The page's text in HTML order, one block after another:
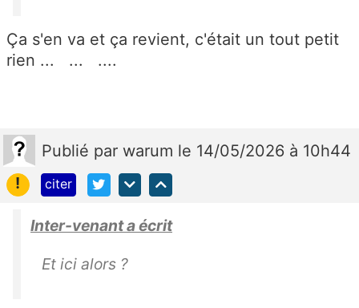
Ça s'en va et ça revient, c'était un tout petit
rien ... ... ....
Publié par warum le 14/05/2026 à 10h44
!
citer
Inter-venant a écrit
Et ici alors ?